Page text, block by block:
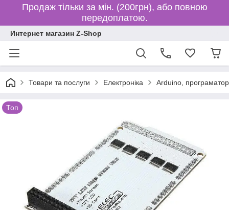
Продаж тільки за мін. (200грн), або повною
передоплатою.
Интернет магазин Z-Shop
Товари та послуги Електроніка Arduino,
Топ